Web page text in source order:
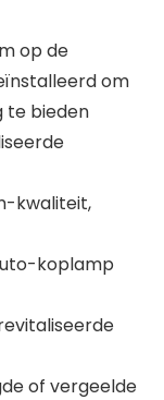
op de
om
te bieden
kwaliteit,
koplamp
of vergeelde